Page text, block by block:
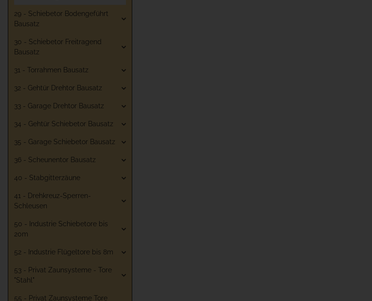
29 - Schiebetor Bodengeführt
Bausatz
30 - Schiebetor Freitragend
Bausatz
31 - Torrahmen Bausatz
32 - Gehtür Drehtor Bausatz
33 - Garage Drehtor Bausatz
34 - Gehtür Schiebetor Bausatz
35 - Garage Schiebetor Bausatz
36 - Scheunentor Bausatz
40 - Stabgitterzäune
41 - Drehkreuz-Sperren-
Schleusen
50 - Industrie Schiebetore bis
20m
52 - Industrie Flügeltore bis 8m
53 - Privat Zaunsysteme - Tore
"Stahl"
55 - Privat Zaunsysteme Tore